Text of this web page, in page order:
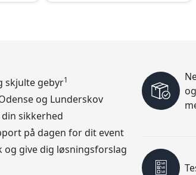
skjulte gebyr1
og Lunderskov
sikkerhed
på dagen for dit event
og give dig løsningsforslag